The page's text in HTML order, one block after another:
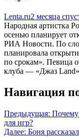
Lenta.ru2 месяца
Народная артистка
осенью планирует
РИА Новости. По
планировала
по срокам». Певица
клуба — «Джаз
Навигация
Предыдущая: Почему
для игр?
Далее: Боня